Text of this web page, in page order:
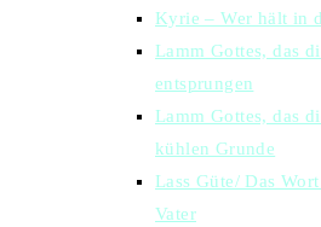
Kyrie – Wer hält in
Lamm Gottes, das
entsprungen
Lamm Gottes, das
kühlen Grunde
Lass Güte/ Das
Vater